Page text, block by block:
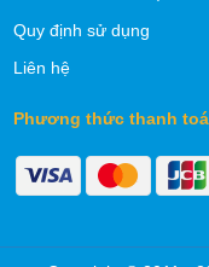
Quy định sử dụng
Liên hệ
Phương thức thanh